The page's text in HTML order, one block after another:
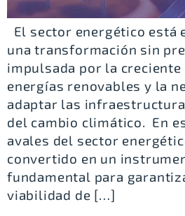
El sector energético está
una transformación sin
impulsada por la creciente
energías renovables y la
adaptar las
del cambio climático. En
avales del sector
convertido en un
fundamental para
viabilidad de […]